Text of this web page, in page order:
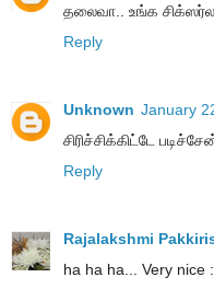
தலைவா.. உங்க
Reply
Unknown January
சிரிச்சிக்கிட்டே
Reply
Rajalakshmi
ha ha ha... Very nice